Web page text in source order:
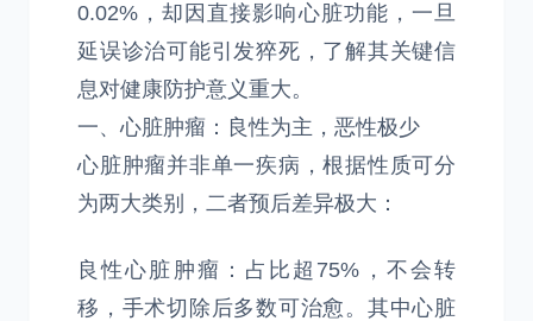
0.02%，却因直接影响心脏功能，一旦
延误诊治可能引发猝死，了解其关键信
息对健康防护意义重大。
一、心脏肿瘤：良性为主，恶性极少
心脏肿瘤并非单一疾病，根据性质可分
为两大类别，二者预后差异极大：
良性心脏肿瘤：占比超75%，不会转
移，手术切除后多数可治愈。其中心脏